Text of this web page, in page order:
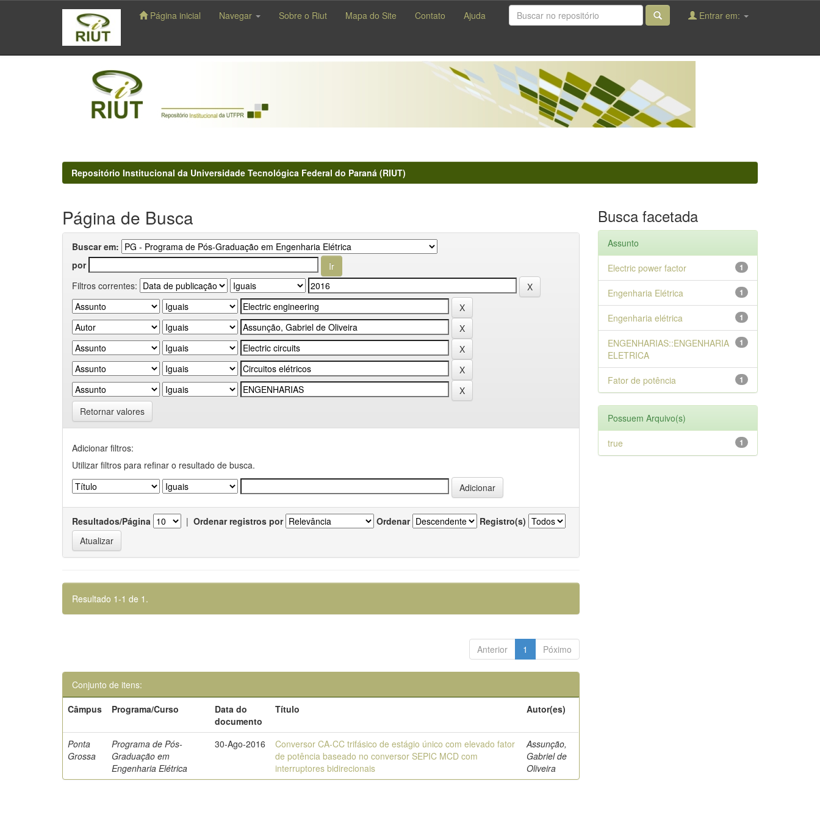
navigation
Página inicial Navegar Sobre o Riut Mapa do Site Contato Ajuda Entrar em:
Repositório Institucional da Universidade Tecnológica Federal do Paraná (RIUT)
Página de Busca
Buscar em:
por
Filtros correntes:
Retornar valores
Adicionar filtros:
Utilizar filtros para refinar o resultado de busca.
Resultados/Página | Ordenar registros por Ordenar Registro(s)
Resultado 1-1 de 1.
Anterior 1 Póximo
Conjunto de itens:
Câmpus
Programa/Curso
Data do
documento
Título Autor(es)
Ponta
Grossa
Programa de Pós-
Graduação em
Engenharia Elétrica
30-Ago-2016
Conversor CA-CC trifásico de estágio único com elevado fator
de potência baseado no conversor SEPIC MCD com
interruptores bidirecionais
Assunção,
Gabriel de
Oliveira
Busca facetada
Assunto
1
Electric power factor
1
Engenharia Elétrica
1
Engenharia elétrica
1
ENGENHARIAS::ENGENHARIA
ELETRICA
1
Fator de potência
Possuem Arquivo(s)
1
true